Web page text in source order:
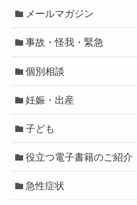
メールマガジン
事故・怪我・緊急
個別相談
妊娠・出産
子ども
役立つ電子書籍のご紹介
急性症状